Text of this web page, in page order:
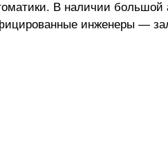
В наличии большой
инженеры —